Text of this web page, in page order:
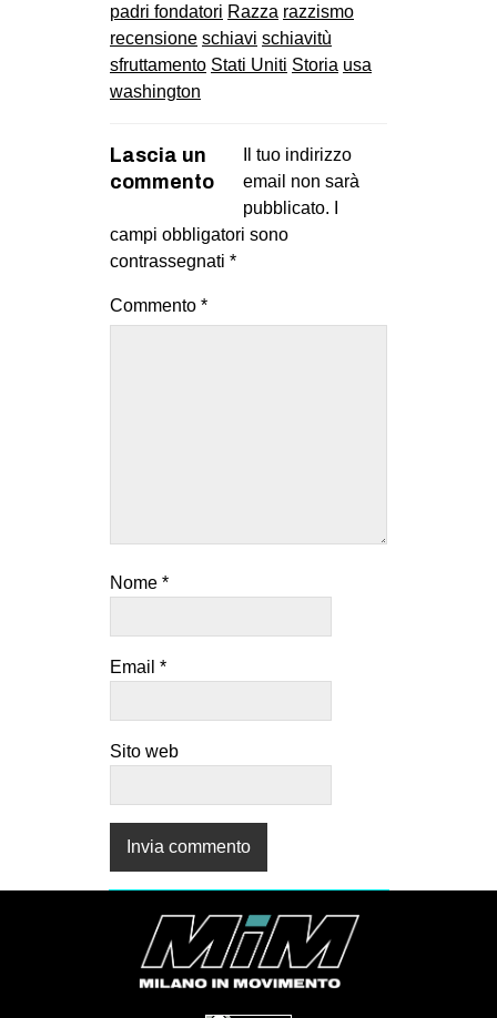
padri fondatori Razza razzismo
recensione schiavi schiavitù
sfruttamento Stati Uniti Storia usa
washington
Lascia un
commento
Il tuo indirizzo
email non sarà
pubblicato.
campi obbligatori sono
contrassegnati *
Commento *
Nome *
Email *
Sito web